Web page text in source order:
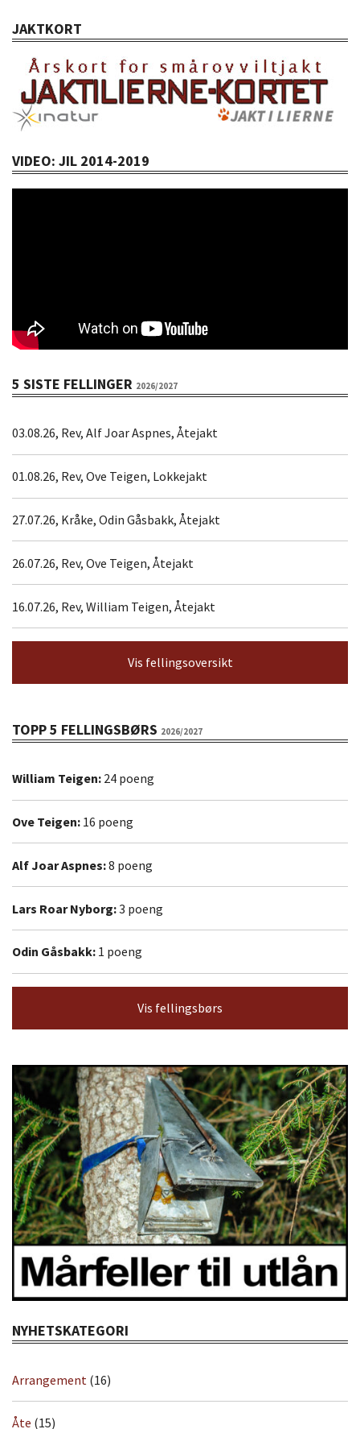
JAKTKORT
VIDEO: JIL 2014-2019
5 SISTE FELLINGER 2026/2027
03.08.26, Rev, Alf Joar Aspnes, Åtejakt
01.08.26, Rev, Ove Teigen, Lokkejakt
27.07.26, Kråke, Odin Gåsbakk, Åtejakt
26.07.26, Rev, Ove Teigen, Åtejakt
16.07.26, Rev, William Teigen, Åtejakt
Vis fellingsoversikt
TOPP 5 FELLINGSBØRS 2026/2027
William Teigen: 24 poeng
Ove Teigen: 16 poeng
Alf Joar Aspnes:8 poeng
Lars Roar Nyborg:3 poeng
Odin Gåsbakk: 1 poeng
Vis fellingsbørs
NYHETSKATEGORI
Arrangement (16)
Åte (15)